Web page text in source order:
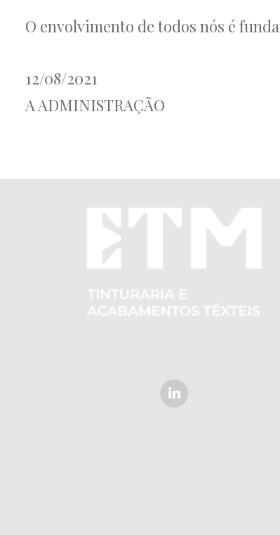
O envolvimento de todos nós é
12/08/2021
A ADMINISTRAÇÃO